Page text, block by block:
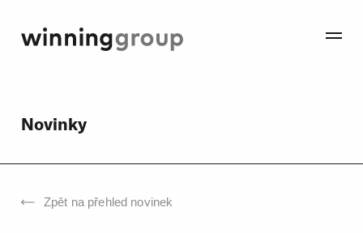
Novinky
Zpět na přehled novinek